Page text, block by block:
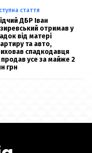
стаття
ДБР Іван
отримав у
від матері
та авто,
спадкодавця
продав усе за майже 2
грн